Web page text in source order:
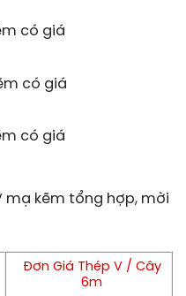
có giá
có giá
có giá
mạ kẽm tổng hợp, mời
Đơn Giá Thép V / Cây
6m